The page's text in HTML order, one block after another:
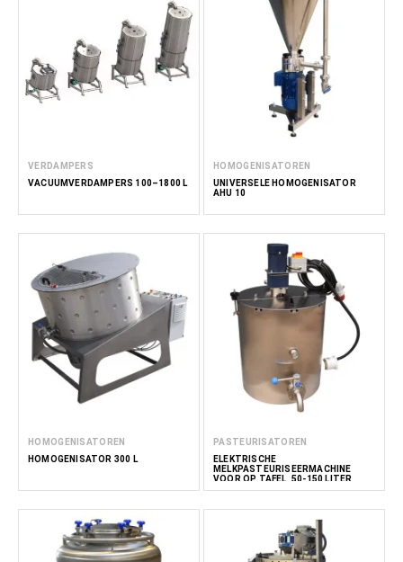
VERDAMPERS
VACUÜMVERDAMPERS 100–1800 L
HOMOGENISATOREN
UNIVERSELE HOMOGENISATOR
AHU 10
HOMOGENISATOREN
HOMOGENISATOR 300 L
PASTEURISATOREN
ELEKTRISCHE
MELKPASTEURISEERMACHINE
VOOR OP TAFEL, 50-150 LITER